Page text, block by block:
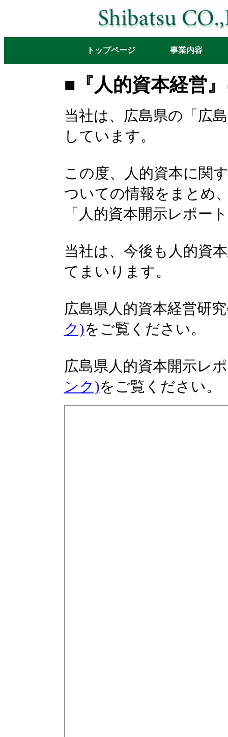
トップページ 事業内容
■『人的資本経営
当社は、広島県の「広
しています。
この度、人的資本に関
ついての情報をまとめ
「人的資本開示レポー
当社は、今後も人的資
てまいります。
広島県人的資本経営研
ク)をご覧ください。
広島県人的資本開示レ
ンク)をご覧ください。